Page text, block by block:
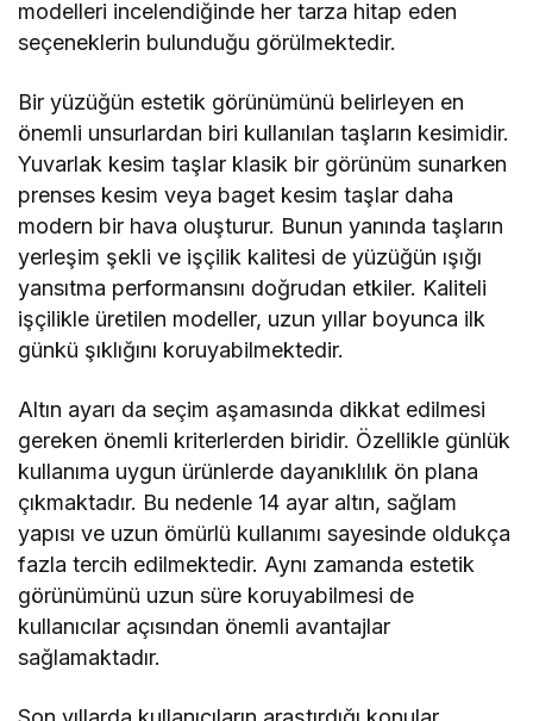
modelleri incelendiğinde her tarza hitap eden
seçeneklerin bulunduğu görülmektedir.
Bir yüzüğün estetik görünümünü belirleyen en
önemli unsurlardan biri kullanılan taşların kesimidir.
Yuvarlak kesim taşlar klasik bir görünüm sunarken
prenses kesim veya baget kesim taşlar daha
modern bir hava oluşturur. Bunun yanında taşların
yerleşim şekli ve işçilik kalitesi de yüzüğün ışığı
yansıtma performansını doğrudan etkiler. Kaliteli
işçilikle üretilen modeller, uzun yıllar boyunca ilk
günkü şıklığını koruyabilmektedir.
Altın ayarı da seçim aşamasında dikkat edilmesi
gereken önemli kriterlerden biridir. Özellikle günlük
kullanıma uygun ürünlerde dayanıklılık ön plana
çıkmaktadır. Bu nedenle 14 ayar altın, sağlam
yapısı ve uzun ömürlü kullanımı sayesinde oldukça
fazla tercih edilmektedir. Aynı zamanda estetik
görünümünü uzun süre koruyabilmesi de
kullanıcılar açısından önemli avantajlar
sağlamaktadır.